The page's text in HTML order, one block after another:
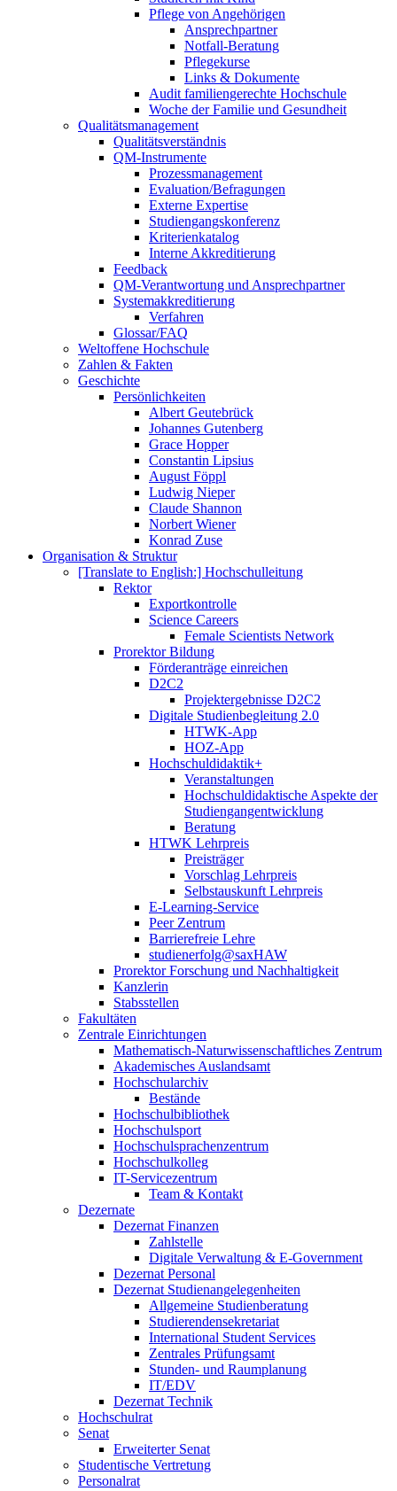
Pflege von Angehörigen
Ansprechpartner
Notfall-Beratung
Pflegekurse
Links & Dokumente
Audit familiengerechte Hochschule
Woche der Familie und Gesundheit
Qualitätsmanagement
Qualitätsverständnis
QM-Instrumente
Prozessmanagement
Evaluation/Befragungen
Externe Expertise
Studiengangskonferenz
Kriterienkatalog
Interne Akkreditierung
Feedback
QM-Verantwortung und Ansprechpartner
Systemakkreditierung
Verfahren
Glossar/FAQ
Weltoffene Hochschule
Zahlen & Fakten
Geschichte
Persönlichkeiten
Albert Geutebrück
Johannes Gutenberg
Grace Hopper
Constantin Lipsius
August Föppl
Ludwig Nieper
Claude Shannon
Norbert Wiener
Konrad Zuse
Organisation & Struktur
[Translate to English:] Hochschulleitung
Rektor
Exportkontrolle
Science Careers
Female Scientists Network
Prorektor Bildung
Förderanträge einreichen
D2C2
Projektergebnisse D2C2
Digitale Studienbegleitung 2.0
HTWK-App
HOZ-App
Hochschuldidaktik+
Veranstaltungen
Hochschuldidaktische Aspekte der
Studiengangentwicklung
Beratung
HTWK Lehrpreis
Preisträger
Vorschlag Lehrpreis
Selbstauskunft Lehrpreis
E-Learning-Service
Peer Zentrum
Barrierefreie Lehre
studienerfolg@saxHAW
Prorektor Forschung und Nachhaltigkeit
Kanzlerin
Stabsstellen
Fakultäten
Zentrale Einrichtungen
Mathematisch-Naturwissenschaftliches Zentrum
Akademisches Auslandsamt
Hochschularchiv
Bestände
Hochschulbibliothek
Hochschulsport
Hochschulsprachenzentrum
Hochschulkolleg
IT-Servicezentrum
Team & Kontakt
Dezernate
Dezernat Finanzen
Zahlstelle
Digitale Verwaltung & E-Government
Dezernat Personal
Dezernat Studienangelegenheiten
Allgemeine Studienberatung
Studierendensekretariat
International Student Services
Zentrales Prüfungsamt
Stunden- und Raumplanung
IT/EDV
Dezernat Technik
Hochschulrat
Senat
Erweiterter Senat
Studentische Vertretung
Personalrat